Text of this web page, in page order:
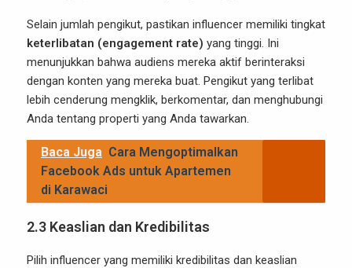
Selain jumlah pengikut, pastikan influencer memiliki tingkat
keterlibatan (engagement rate) yang tinggi. Ini
menunjukkan bahwa audiens mereka aktif berinteraksi
dengan konten yang mereka buat. Pengikut yang terlibat
lebih cenderung mengklik, berkomentar, dan menghubungi
Anda tentang properti yang Anda tawarkan.
Baca Juga Cara Mengoptimalkan
Facebook Ads untuk Apartemen
di Karawaci
2.3 Keaslian dan Kredibilitas
Pilih influencer yang memiliki kredibilitas dan keaslian